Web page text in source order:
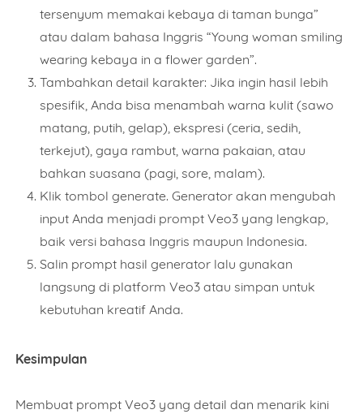
tersenyum memakai kebaya di taman bunga”
atau dalam bahasa Inggris “Young woman smiling
wearing kebaya in a flower garden”.
Tambahkan detail karakter: Jika ingin hasil lebih
spesifik, Anda bisa menambah warna kulit (sawo
matang, putih, gelap), ekspresi (ceria, sedih,
terkejut), gaya rambut, warna pakaian, atau
bahkan suasana (pagi, sore, malam).
Klik tombol generate. Generator akan mengubah
input Anda menjadi prompt Veo3 yang lengkap,
baik versi bahasa Inggris maupun Indonesia.
Salin prompt hasil generator lalu gunakan
langsung di platform Veo3 atau simpan untuk
kebutuhan kreatif Anda.
Kesimpulan
Membuat prompt Veo3 yang detail dan menarik kini
Total
Date
Comment